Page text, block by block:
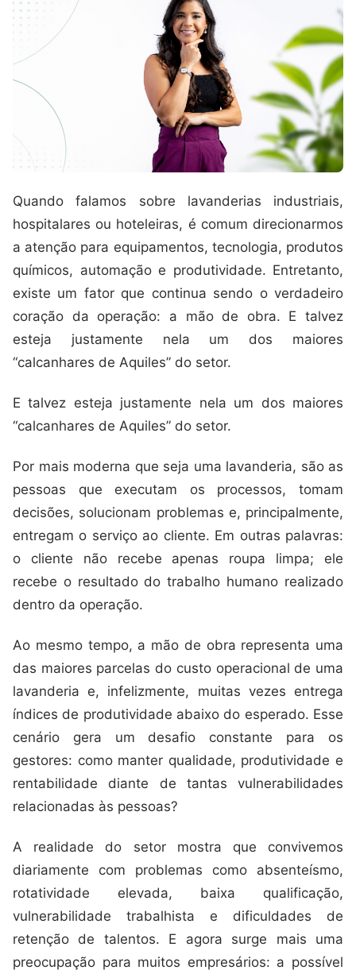
Quando falamos sobre lavanderias industriais,
hospitalares ou hoteleiras, é comum direcionarmos
a atenção para equipamentos, tecnologia, produtos
químicos, automação e produtividade. Entretanto,
existe um fator que continua sendo o verdadeiro
coração da operação: a mão de obra. E talvez
esteja justamente nela um dos maiores
“calcanhares de Aquiles” do setor.
E talvez esteja justamente nela um dos maiores
“calcanhares de Aquiles” do setor.
Por mais moderna que seja uma lavanderia, são as
pessoas que executam os processos, tomam
decisões, solucionam problemas e, principalmente,
entregam o serviço ao cliente. Em outras palavras:
o cliente não recebe apenas roupa limpa; ele
recebe o resultado do trabalho humano realizado
dentro da operação.
Ao mesmo tempo, a mão de obra representa uma
das maiores parcelas do custo operacional de uma
lavanderia e, infelizmente, muitas vezes entrega
índices de produtividade abaixo do esperado. Esse
cenário gera um desafio constante para os
gestores: como manter qualidade, produtividade e
rentabilidade diante de tantas vulnerabilidades
relacionadas às pessoas?
A realidade do setor mostra que convivemos
diariamente com problemas como absenteísmo,
rotatividade elevada, baixa qualificação,
vulnerabilidade trabalhista e dificuldades de
retenção de talentos. E agora surge mais uma
preocupação para muitos empresários: a possível